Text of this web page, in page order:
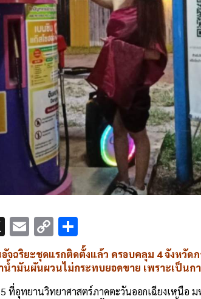
X Email
Copy
Link
ฉริยะชุดแรกติดตั้งแล้ว ครอบคลุม 4 จังหวัด
น้ำมันผันผวนไม่กระทบยอดขาย เพราะเป็นก
ที่อุทยานวิทยาศาสตร์ภาคตะวันออกเฉียงเหนื